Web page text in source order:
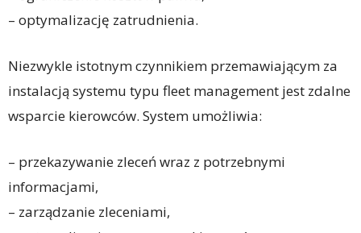
– optymalizację zatrudnienia.
Niezwykle istotnym czynnikiem przemawiającym za
instalacją systemu typu fleet management jest zdalne
wsparcie kierowców. System umożliwia:
– przekazywanie zleceń wraz z potrzebnymi
informacjami,
– zarządzanie zleceniami,